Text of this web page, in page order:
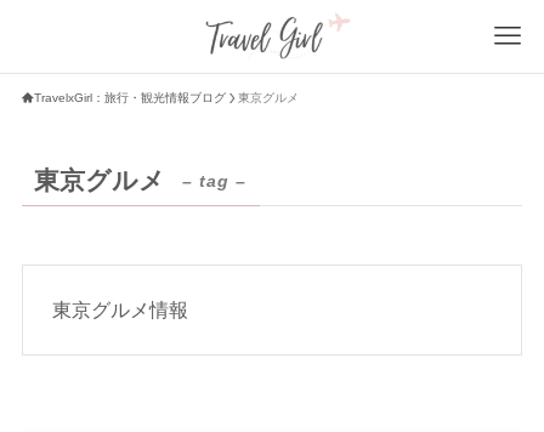
TravelxGirl：旅行・観光情報ブログ 東京グルメ
東京グルメ – tag –
東京グルメ情報